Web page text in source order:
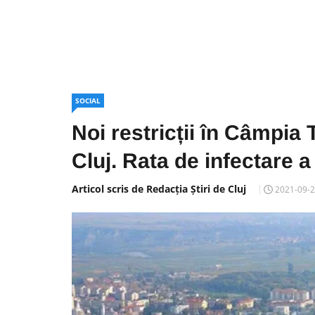
SOCIAL
Noi restricții în Câmpia
Cluj. Rata de infectare
Articol scris de Redacția Știri de Cluj 2021-09-